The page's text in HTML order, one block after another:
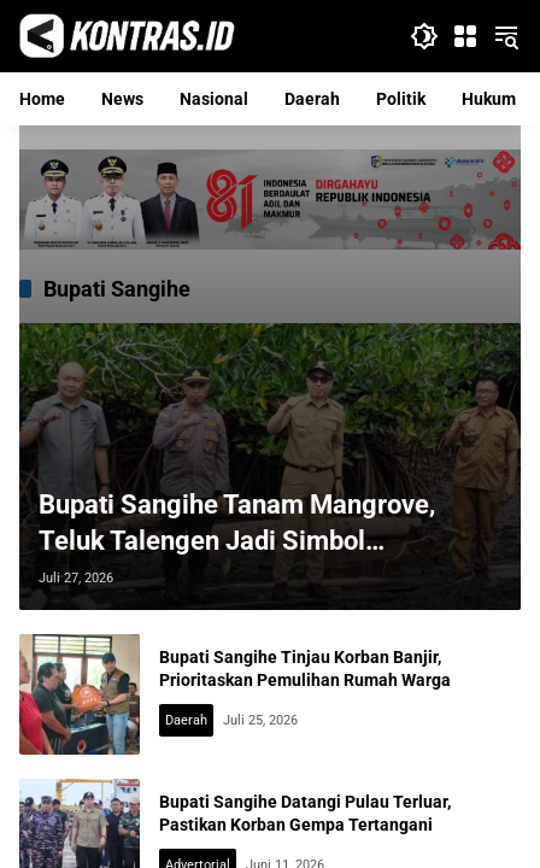
Langsung
konten
Home
News Nasional Daerah Politik Hukum
Bupati Sangihe
Bupati Sangihe Tanam Mangrove,
Teluk Talengen Jadi Simbol
Perlawanan Abrasi Pesisir
Juli 27, 2026
Bupati Sangihe Tinjau Korban Banjir,
Prioritaskan Pemulihan Rumah Warga
Daerah Juli 25, 2026
Bupati Sangihe Datangi Pulau Terluar,
Pastikan Korban Gempa Tertangani
Advertorial Juni 11, 2026